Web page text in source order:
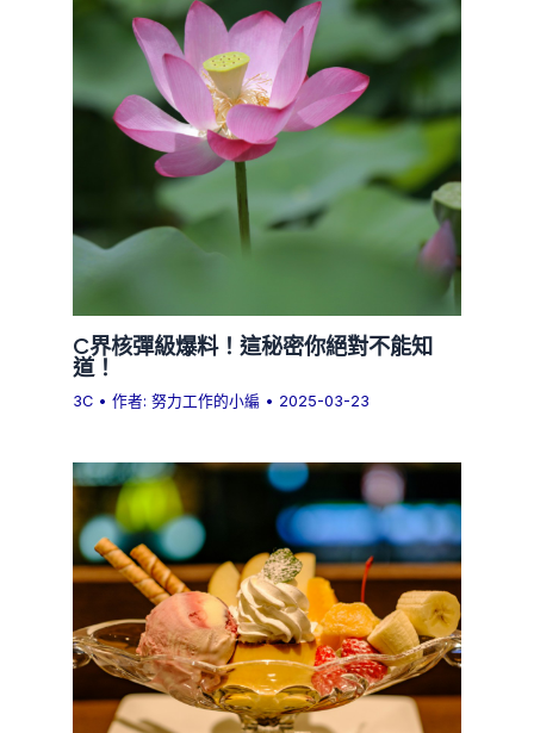
C界核彈級爆料！這秘密你絕對不能知
道！
3C • 作者:努力工作的小編 • 2025-03-23